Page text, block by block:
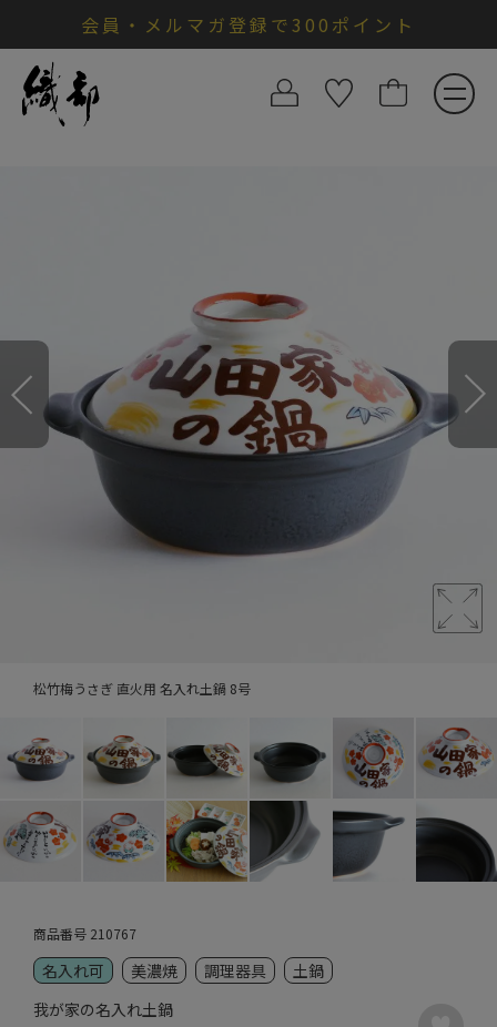
会員・メルマガ登録で300ポイント
松竹梅うさぎ 直火用 名入れ土鍋 8号
商品番号 210767
名入れ可 美濃焼 調理器具
土鍋
我が家の名入れ土鍋